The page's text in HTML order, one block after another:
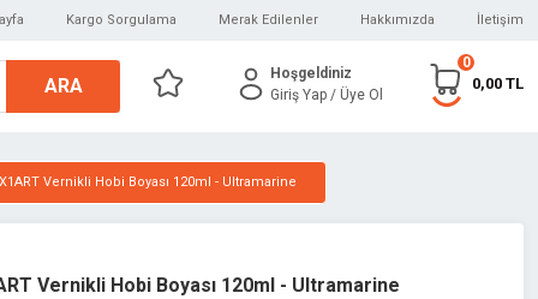
Kargo Sorgulama Merak Edilenler Hakkımızda İletişim
ARA
Hoşgeldiniz
Giriş Yap / Üye Ol
0
0,00 TL
Vernikli Hobi Boyası 120ml - Ultramarine
Vernikli Hobi Boyası 120ml - Ultramarine